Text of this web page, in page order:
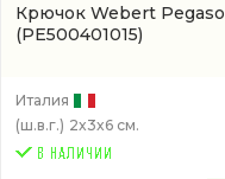
Крючок Webert Pegaso
(PE500401015)
Италия
(ш.в.г.) 2x3x6 см.